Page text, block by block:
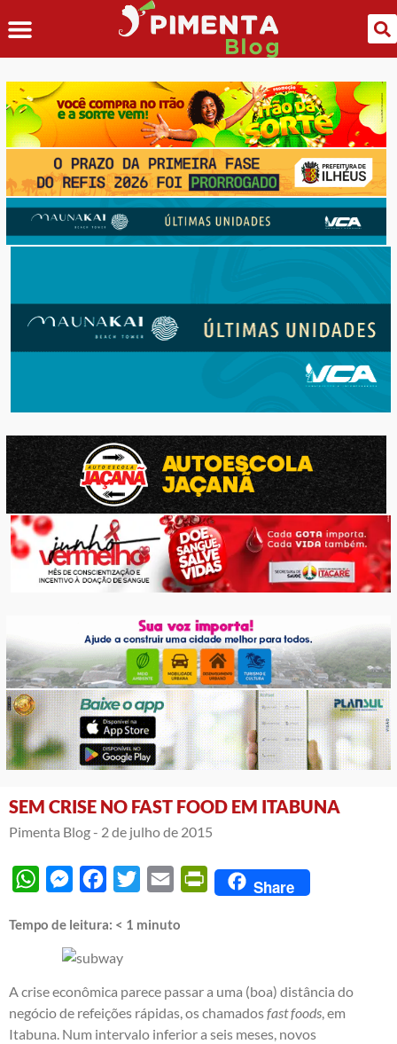
SEM CRISE NO FAST FOOD EM ITABUNA
Pimenta Blog - 2 de julho de 2015
WhatsAppMessengerFacebook
Twitter Email PrintFriendly
Share
Tempo de leitura: < 1 minuto
A crise econômica parece passar a uma (boa) distância do
negócio de refeições rápidas, os chamadosfast foods, em
Itabuna. Num intervalo inferior a seis meses, novos